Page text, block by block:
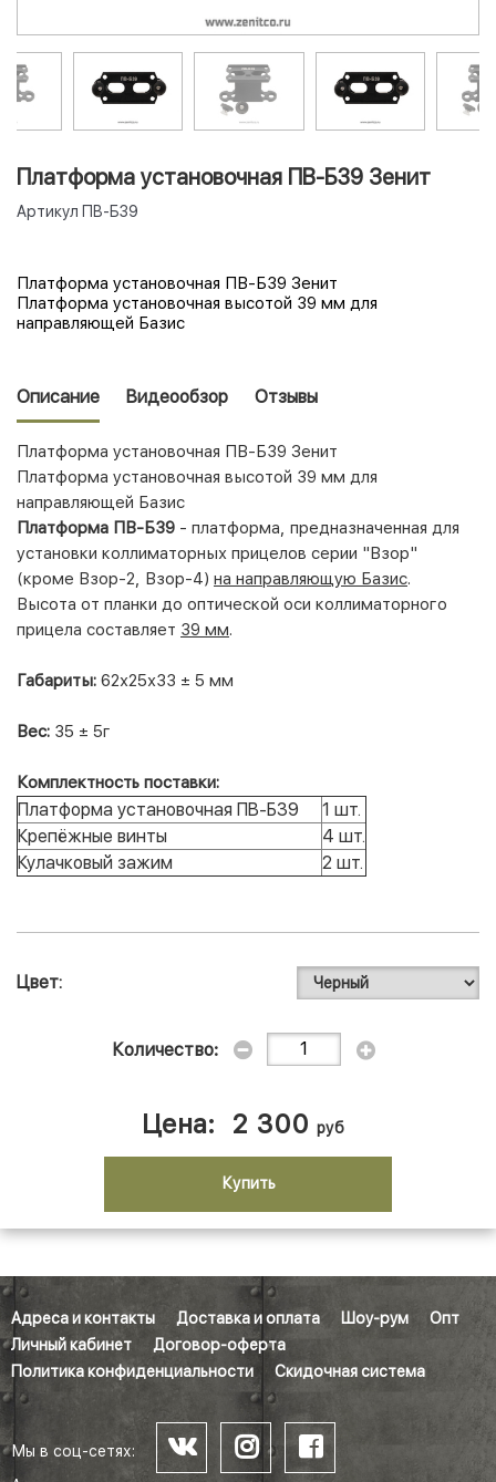
Платформа установочная ПВ-Б39 Зенит
Артикул ПВ-Б39
Платформа установочная ПВ-Б39 Зенит
Платформа установочная высотой 39 мм для
направляющей Базис
Описание Видеообзор Отзывы
Платформа установочная ПВ-Б39 Зенит
Платформа установочная высотой 39 мм для
направляющей Базис
Платформа ПВ-Б39 - платформа, предназначенная для
установки коллиматорных прицелов серии "Взор"
(кроме Взор-2, Взор-4) на направляющую Базис.
Высота от планки до оптической оси коллиматорного
прицела составляет 39 мм.
Габариты: 62х25х33 ± 5 мм
Вес: 35 ± 5г
Комплектность поставки:
Платформа установочная ПВ-Б39 1 шт.
Крепёжные винты
4 шт.
Кулачковый зажим
2 шт.
Цвет
Количество:
Цена: 2 300 руб
Купить
Адреса и контакты Доставка и оплата Шоу-рум
Опт
Личный кабинет
Договор-оферта
Политика конфиденциальности
Скидочная система
Мы в соц-сетях: